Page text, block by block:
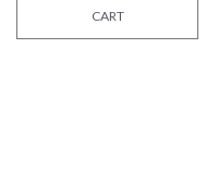
CART